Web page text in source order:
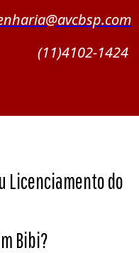
(11)4102-1424
Licenciamento do
Bibi?